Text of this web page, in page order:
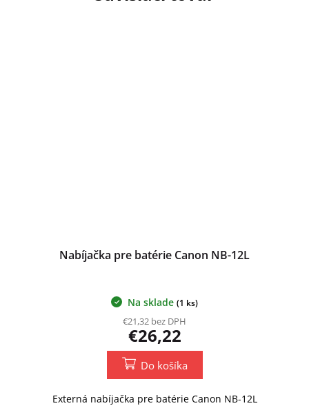
Nabíjačka pre batérie Canon NB-12L
Na sklade (1 ks)
€21,32 bez DPH
€26,22
Do košíka
Externá nabíjačka pre batérie Canon NB-12L